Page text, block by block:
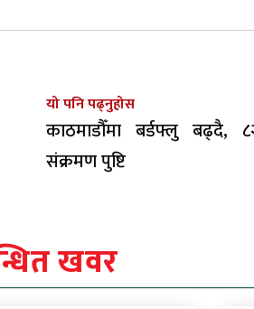
यो पनि पढ्नुहोस
काठमाडौँमा बर्डफ्लु बढ्दै,
संक्रमण पुष्टि
खवर